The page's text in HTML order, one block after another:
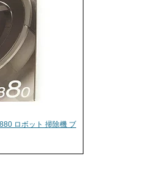
ロボット 掃除機 ブ